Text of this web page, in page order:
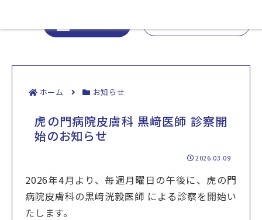
ホーム お知らせ
虎の門病院皮膚科 黒﨑医師 診察開
始のお知らせ
2026.03.09
2026年4月より、毎週月曜日の午後に、虎の門
病院皮膚科の黒﨑洸毅医師 による診察を開始い
たします。